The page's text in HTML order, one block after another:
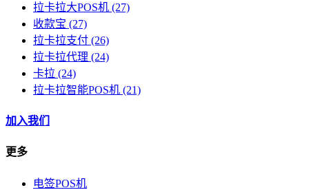
拉卡拉大POS机 (27)
收款宝 (27)
拉卡拉支付 (26)
拉卡拉代理 (24)
卡拉 (24)
拉卡拉智能POS机 (21)
加入我们
更多
电签POS机